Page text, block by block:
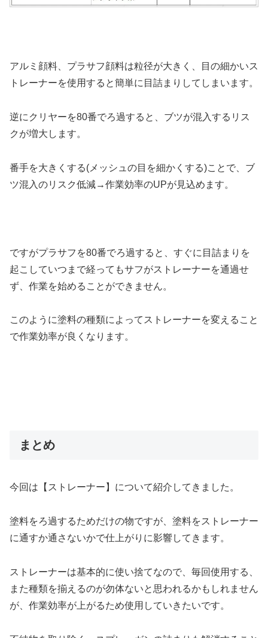
アルミ顔料、プラサフ顔料は粒径が大きく、目の細かいス
トレーナーを使用すると簡単に目詰まりしてしまいます。
逆にクリヤーを80番でろ過すると、ブツが混入するリス
クが増大します。
番手を大きくする(メッシュの目を細かくする)ことで、ブ
ツ混入のリスク低減→作業効率のUPが見込めます。
ですがプラサフを80番でろ過すると、すぐに目詰まりを
起こしていつまで経ってもサフがストレーナーを通過せ
ず、作業を始めることができません。
このように塗料の種類によってストレーナーを変えること
で作業効率が良くなります。
まとめ
今回は【ストレーナー】について紹介してきました。
塗料をろ過するためだけの物ですが、塗料をストレーナー
に通すか通さないかで仕上がりに影響してきます。
ストレーナーは基本的に使い捨てなので、毎回使用する、
また種類を揃えるのが勿体ないと思われるかもしれません
が、作業効率が上がるため使用していきたいです。